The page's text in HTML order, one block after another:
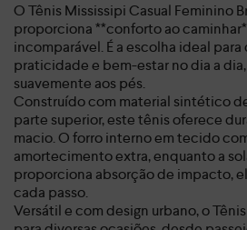
O Tênis Mississipi Casual Feminino
proporciona **conforto ao
incomparável. É a escolha ideal para
praticidade e bem-estar no dia a
suavemente aos pés.
Construído com material sintético
parte superior, este tênis oferece
macio. O forro interno em tecido
amortecimento extra, enquanto a
proporciona absorção de impacto,
cada passo.
Versátil e com design urbano, o